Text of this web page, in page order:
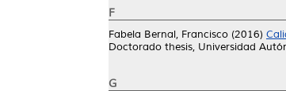
F
Fabela Bernal, Francisco (2016)
Doctorado thesis, Universidad
G